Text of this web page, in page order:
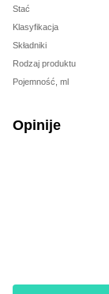
Stać
Klasyfikacja
Składniki
Rodzaj produktu
Pojemność, ml
Opinije